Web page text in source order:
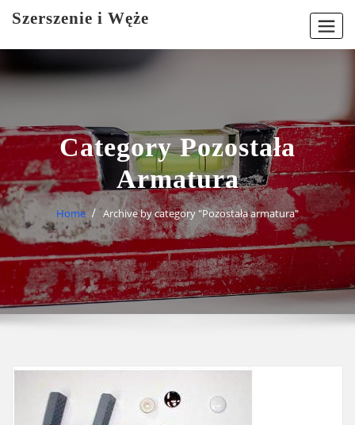
Szerszenie i Węże
Category Pozostała
Armatura
Home Archive by category "Pozostała armatura"